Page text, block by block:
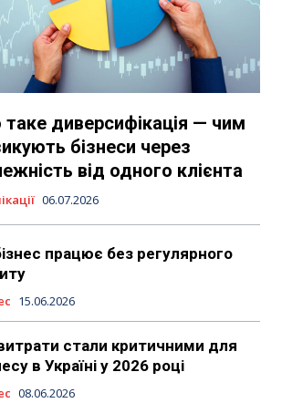
диверсифікація — чим
бізнеси через
від одного клієнта
06.07.2026
працює без регулярного
15.06.2026
стали критичними для
в Україні у 2026 році
08.06.2026